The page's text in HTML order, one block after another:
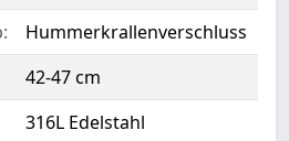
Hummerkrallenverschluss
42-47 cm
316L Edelstahl